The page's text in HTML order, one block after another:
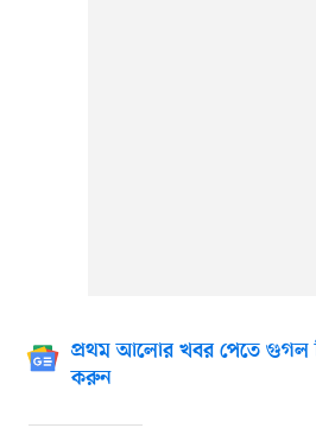
প্রথম আলোর খবর পেতে গুগল
করুন